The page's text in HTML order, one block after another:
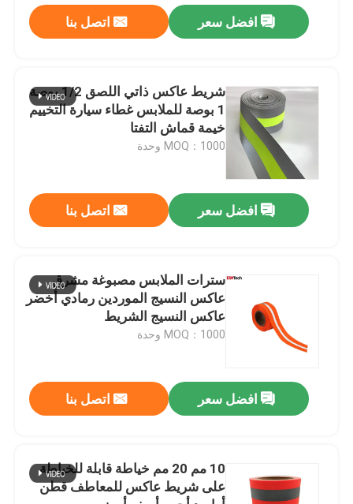
افضل سعر اتصل بنا
شريط عاكس ذاتي اللصق 1/2 بوصة
1 بوصة للملابس غطاء سيارة التخييم
خيمة قماش التفتا
MOQ：1000 وحدة
افضل سعر اتصل بنا
سترات الملابس مصبوغة مشرق
عاكس النسيج الموردين رمادي أخضر
عاكس النسيج الشريط
MOQ：1000 وحدة
افضل سعر اتصل بنا
10 مم 20 مم خياطة قابلة للخياطة
على شريط عاكس للمعاطف قطن